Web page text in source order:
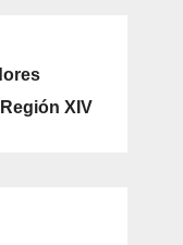
XIV